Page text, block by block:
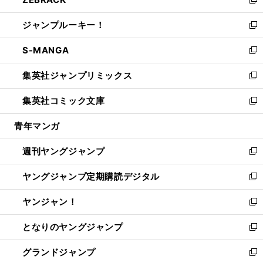
開
く
ウ
で
開
く
ン
ド
ウ
で
開
く
ウ
ィ
ン
ド
ウ
で
開
く
新
し
い
ウ
ィ
ン
ド
ウ
で
開
ジャンプルーキー！
新
し
い
ウ
ィ
ン
ド
ウ
開
く
S-MANGA
新
し
い
ウ
ィ
ン
ウ
で
開
く
集英社ジャンプリミックス
新
し
い
ウ
ン
ド
ウ
で
開
く
集英社コミック文庫
新
し
ウ
ィ
ン
ド
ウ
で
開
く
青年マンガ
週刊ヤングジャンプ
新
し
い
ウ
ィ
ン
ド
ウ
で
ヤングジャンプ定期購読デジタル
新
し
い
ウ
ィ
ン
ド
ヤンジャン！
新
し
い
ウ
ィ
となりのヤングジャンプ
新
し
い
グランドジャンプ
新